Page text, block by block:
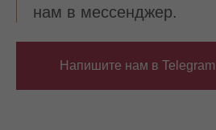
нам в мессенджер.
Напишите нам в Telegram